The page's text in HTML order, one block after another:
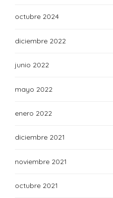
octubre 2024
diciembre 2022
junio 2022
mayo 2022
enero 2022
diciembre 2021
noviembre 2021
octubre 2021